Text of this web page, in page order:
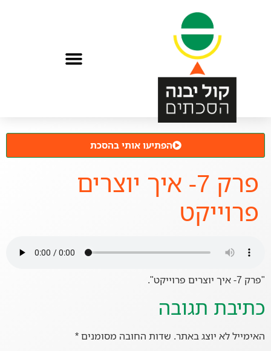
הפתיעו אותי בהסכת
פרק 7- איך יוצרים
פרוייקט
"פרק 7- איך יוצרים פרוייקט".
כתיבת תגובה
האימייל לא יוצג באתר. שדות החובה מסומנים*